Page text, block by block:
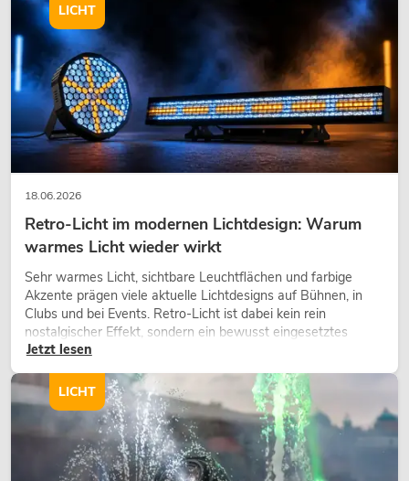
18.06.2026
Retro-Licht im modernen Lichtdesign: Warum
warmes Licht wieder wirkt
Sehr warmes Licht, sichtbare Leuchtflächen und farbige
Akzente prägen viele aktuelle Lichtdesigns auf Bühnen, in
Clubs und bei Events. Retro-Licht ist dabei kein rein
nostalgischer Effekt, sondern ein bewusst eingesetztes
Gestaltungsmittel: Es schafft Atmosphäre, gibt Szenen
wirken lassen.
Jetzt lesen
LICHT
LICHT